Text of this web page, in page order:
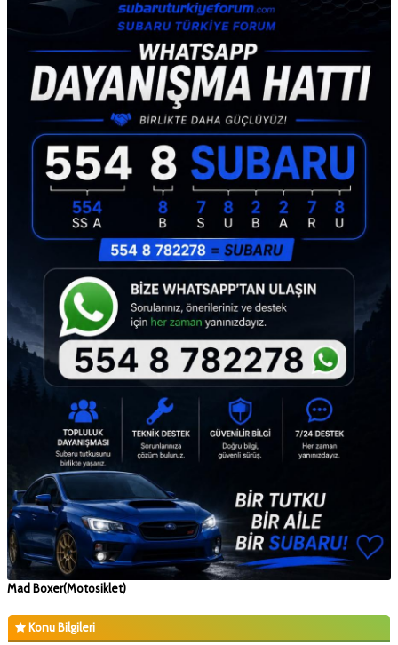
Mad Boxer(Motosiklet)
Konu Bilgileri